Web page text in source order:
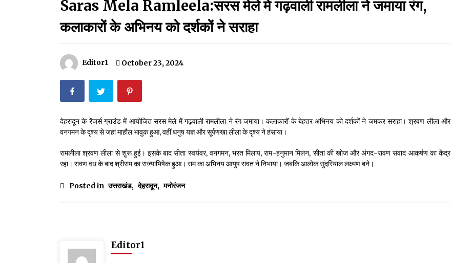
मदरसों का नाम अब्दुल कलाम के नाम पर रखने की घोषणा
December 18, 2023
September 7, 2023
May 14, 2022
Thought Of The Day 11 May
Saras Mela Ramleela:सरस मेले में गढ़वाली रामलीला ने जमाया रंग,
कलाकारों के अभिनय को दर्शकों ने सराहा
Editor1 October 23, 2024
देहरादून के रेंजर्स ग्राउंड में आयोजित सरस मेले में गढ़वाली रामलीला ने रंग जमाया। कलाकारों के बेहतर अभिनय को दर्शकों ने जमकर सराहा। श्रवण लीला और
वनगमन के दृश्य से जहां माहौल भावुक हुआ, वहीं धनुष यज्ञ और सूर्पणखा लीला के दृश्य ने हंसाया।
रामलीला श्रवण लीला से शुरू हुई। इसके बाद सीता स्वयंवर, वनगमन, भरत मिलाप, राम-हनुमान मिलन, सीता की खोज और अंगद-रावण संवाद आकर्षण का केंद्र
रहा। रावण वध के बाद श्रीराम का राज्याभिषेक हुआ। राम का अभिनय आयुष रावत ने निभाया। जबकि आलोक सुंदरियाल लक्ष्मण बने।
Posted in उत्तराखंड, देहरादून, मनोरंजन
Editor1